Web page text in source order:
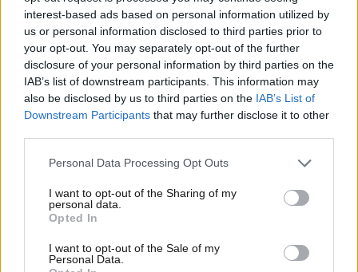
interest-based ads based on personal information utilized by
us or personal information disclosed to third parties prior to
your opt-out. You may separately opt-out of the further
disclosure of your personal information by third parties on the
IAB’s list of downstream participants. This information may
also be disclosed by us to third parties on the IAB’s List of
Downstream Participants that may further disclose it to other
Please note that this website/app uses one or more Google
not limited to your visit or usage behaviour. You may click to
grant or deny consent to Google and its third-party tags to
use your data for below specified purposes in below Google
consent section.
Personal Data Processing Opt Outs
I want to opt-out of the Sharing of my
personal data.
Opted In
I want to opt-out of the Sale of my
Personal Data.
Αναστάτωση στα τουρκικά ΜΜΕ: «Το Ισραήλ θα
στήσει συμμαχία επτά χωρών απέναντι σε
Τουρκία, Σαουδική Αραβία και Πακιστάν»